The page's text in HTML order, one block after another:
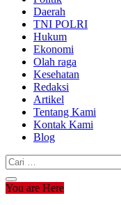
Daerah
TNI POLRI
Hukum
Ekonomi
Olah raga
Kesehatan
Redaksi
Artikel
Tentang Kami
Kontak Kami
Blog
Cari
untuk:
You are Here